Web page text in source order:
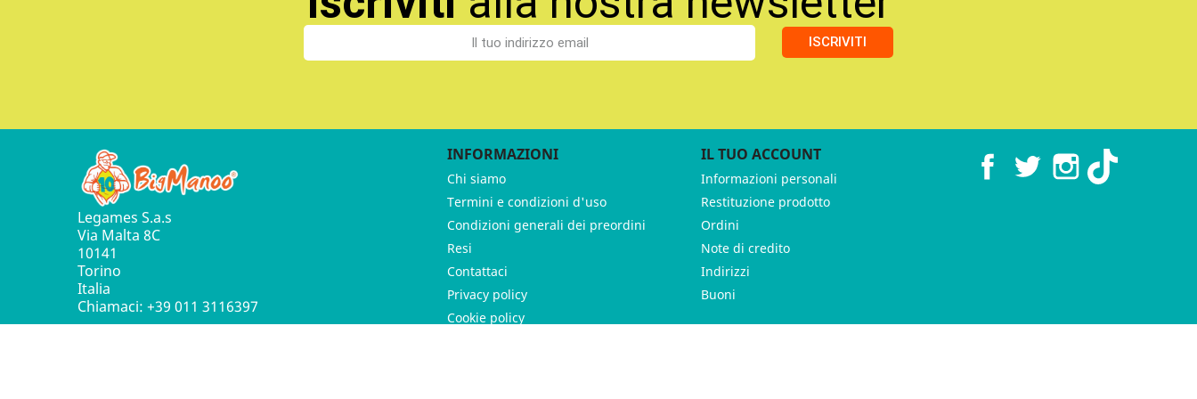
ISCRIVITI
Legames S.a.s
Via Malta 8C
10141
Torino
Italia
Chiamaci: +39 011 3116397
INFORMAZIONI
Chi siamo
Termini e condizioni d'uso
Condizioni generali dei preordini
Resi
Contattaci
Privacy policy
Cookie policy
IL TUO ACCOUNT
Informazioni personali
Restituzione prodotto
Ordini
Note di credito
Indirizzi
Buoni
FacebookTwitter Instagram